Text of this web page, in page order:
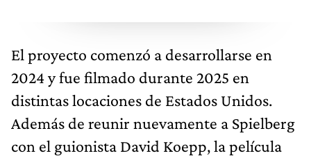
El proyecto comenzó a desarrollarse en
2024 y fue filmado durante 2025 en
distintas locaciones de Estados Unidos.
Además de reunir nuevamente a Spielberg
con el guionista David Koepp, la película